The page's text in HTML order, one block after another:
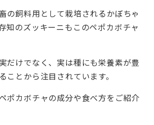
の飼料用として栽培されるかぼちゃ
知のズッキーニもこのペポカボチャ
だけでなく、実は種にも栄養素が豊
ことから注目されています。
ポカボチャの成分や食べ方をご紹介